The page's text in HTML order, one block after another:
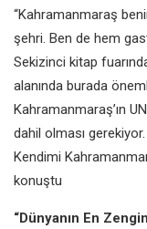
“Kahramanmaraş
şehri. Ben de hem
Sekizinci kitap
alanında burada
Kahramanmaraş’ın
dahil olması
Kendimi
konuştu
“Dünyanın En